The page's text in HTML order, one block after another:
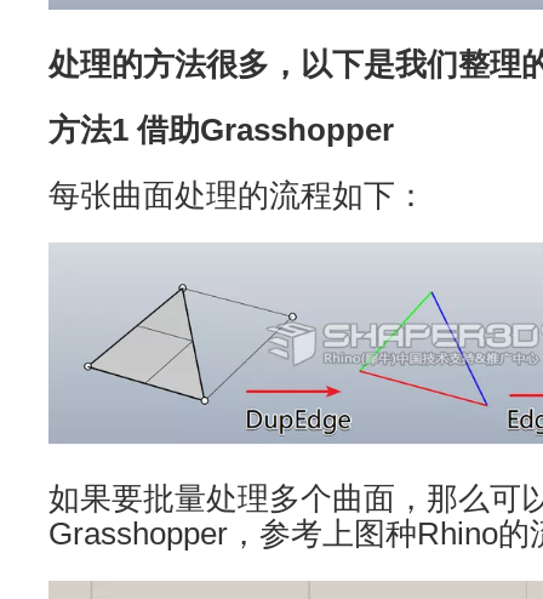
处理的方法很多，以下是我们整理
方法1 借助Grasshopper
每张曲面处理的流程如下：
如果要批量处理多个曲面，那么可
Grasshopper，参考上图种Rhino